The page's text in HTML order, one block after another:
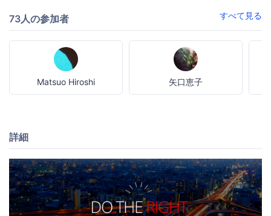
73人の参加者 すべて見る
Matsuo Hiroshi 矢口恵子
詳細